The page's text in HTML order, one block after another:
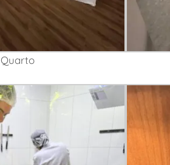
Quarto